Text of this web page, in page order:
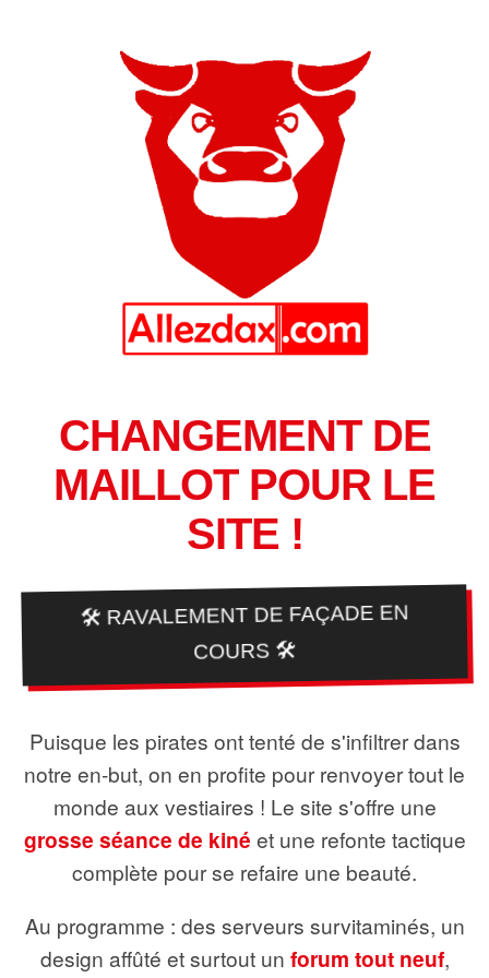
CHANGEMENT DE
MAILLOT POUR LE
SITE !
🛠️ RAVALEMENT DE FAÇADE EN
COURS 🛠️
Puisque les pirates ont tenté de s'infiltrer dans
notre en-but, on en profite pour renvoyer tout le
monde aux vestiaires ! Le site s'offre une
grosse séance de kiné et une refonte tactique
complète pour se refaire une beauté.
Au programme : des serveurs survitaminés, un
design affûté et surtout un forum tout neuf,